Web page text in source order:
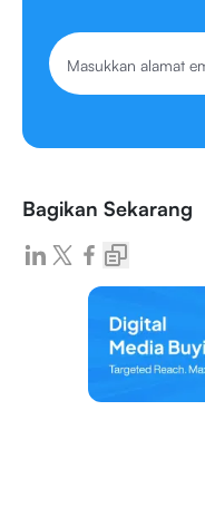
Bagikan Sekarang